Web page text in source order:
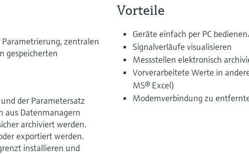
zentralen
gespeicherten
der Parametersatz
aus Datenmanagern
archiviert werden.
exportiert werden.
installieren und
Vorteile
Geräte einfach per PC
Signalverläufe visualisieren
Messstellen elektronisch
Vorverarbeitete Werte in
MS® Excel)
Modemverbindung zu